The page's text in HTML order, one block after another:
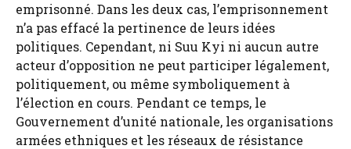
emprisonné. Dans les deux cas, l’emprisonnement
n’a pas effacé la pertinence de leurs idées
politiques. Cependant, ni Suu Kyi ni aucun autre
acteur d’opposition ne peut participer légalement,
politiquement, ou même symboliquement à
l’élection en cours. Pendant ce temps, le
Gouvernement d’unité nationale, les organisations
armées ethniques et les réseaux de résistance